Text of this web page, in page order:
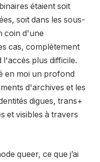
étaient soit
soit dans les sous-
coin d'une
cas, complètement
plus difficile.
en moi un profond
d'archives et les
digues, trans+
et visibles à travers
queer, ce que j’ai